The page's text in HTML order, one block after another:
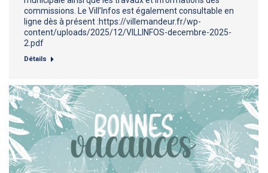
commissions. Le Vill’Infos est également consultable en
ligne dès à présent :https://villemandeur.fr/wp-
content/uploads/2025/12/VILLINFOS-decembre-2025-
2.pdf
Détails